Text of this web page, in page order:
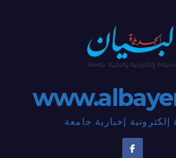
إلكترونية إخبارية جامعة